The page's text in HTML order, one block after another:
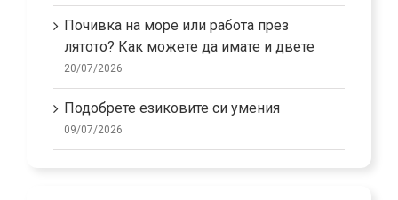
Почивка на море или работа през
лятото? Как можете да имате и двете
20/07/2026
Подобрете езиковите си умения
09/07/2026